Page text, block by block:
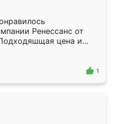
Ренессанс от
цена и
Приехавший
Владислав
эскизу самый
1